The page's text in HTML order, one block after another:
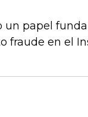
un papel
fraude en el